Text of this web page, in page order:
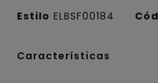
Estilo ELBSF00184
Características